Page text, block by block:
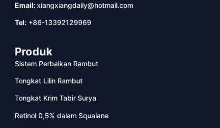
Email:xiangxiangdaily@hotmail.com
Tel: +86-13392129969
Produk
Sistem Perbaikan Rambut
Tongkat Lilin Rambut
Tongkat Krim Tabir Surya
Retinol 0,5% dalam Squalane